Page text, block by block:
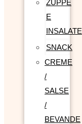
ZUPPE
E
INSALATE
SNACK
CREME
/
SALSE
/
BEVANDE